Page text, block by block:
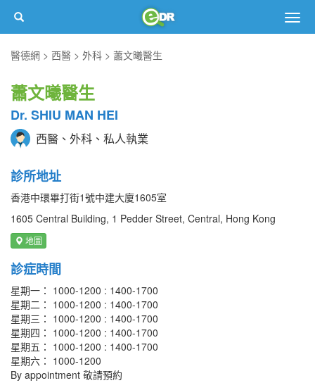
醫德網
西醫 外科 蕭文曦醫生
蕭文曦醫生
Dr. SHIU MAN HEI
西醫、外科、私人執業
診所地址
香港中環畢打街1號中建大廈1605室
1605 Central Building, 1 Pedder Street, Central, Hong Kong
地圖
診症時間
星期一： 1000-1200 : 1400-1700
星期二： 1000-1200 : 1400-1700
星期三： 1000-1200 : 1400-1700
星期四： 1000-1200 : 1400-1700
星期五： 1000-1200 : 1400-1700
星期六： 1000-1200
By appointment 敬請預約